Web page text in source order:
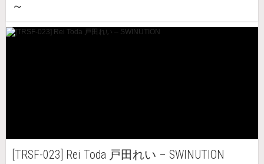
～
[TRSF-023] Rei Toda 戸田れい – SWINUTION